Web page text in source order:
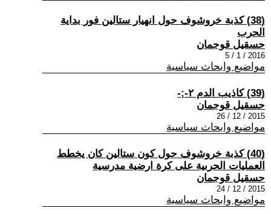
(38) كذبة خروشوف حول انهيار ستالين فور بداية
الحرب
حسقيل قوجمان
2016 / 1 / 5
مواضيع وابحاث سياسية
(39) كاذيب الدم ٢-;-
حسقيل قوجمان
2015 / 12 / 26
مواضيع وابحاث سياسية
(40) كذبة خروشوف حول كون ستالين كان يخطط
العمليات الحربية على كرة ارضية مدرسية
حسقيل قوجمان
2015 / 12 / 24
مواضيع وابحاث سياسية